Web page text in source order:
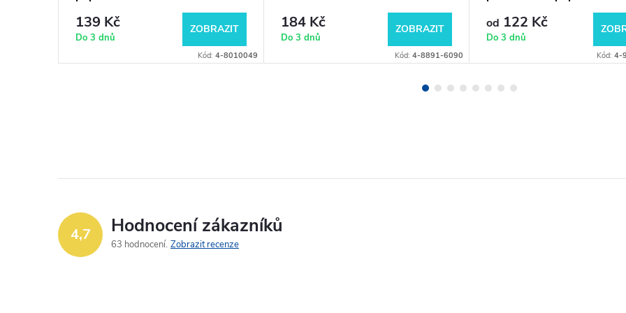
139 Kč
Do 3 dnů
ZOBRAZIT
Kód: 4-8010049
184 Kč
Do 3 dnů
ZOBRAZIT
Kód: 4-8891-6090
od 122 Kč
Do 3 dnů
Kód: 4-
4,7 Hodnocení zákazníků
63 hodnocení Zobrazit recenze